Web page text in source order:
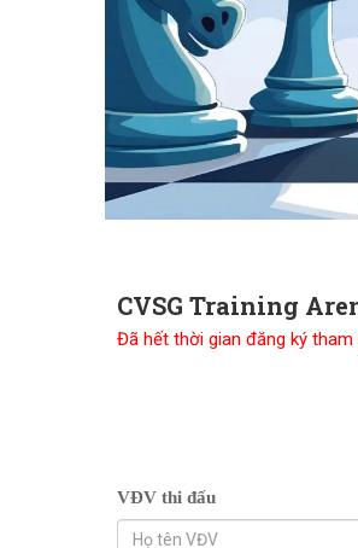
CVSG Training
Đã hết thời gian đăng ký tham
VĐV thi đấu